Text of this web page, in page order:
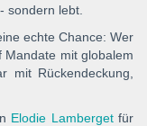
sondern lebt.
echte Chance: Wer
Mandate mit globalem
mit Rückendeckung,
Elodie Lambergetfür